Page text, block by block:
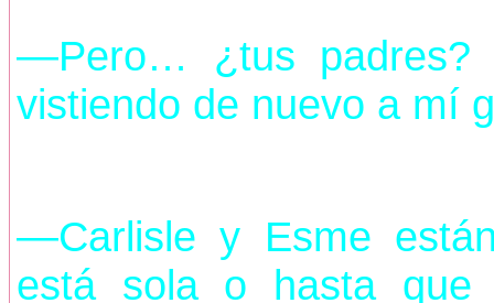
—Pero… ¿tus padres?
vistiendo de nuevo a mí
—Carlisle y Esme
está sola o hasta que